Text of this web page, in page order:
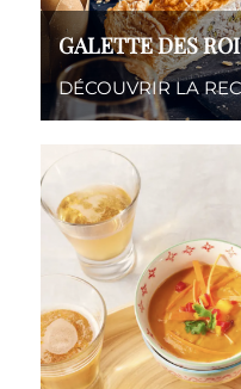
GALETTE DES
DÉCOUVRIR LA